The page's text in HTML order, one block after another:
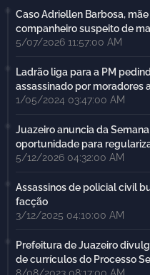
Caso Adriellen Barbosa,
companheiro suspeito de
5/07/2026 11:57:00 AM
Ladrão liga para a PM
assassinado por moradores
1/05/2024 03:47:00 AM
Juazeiro anuncia da
oportunidade para
5/12/2026 04:32:00 AM
Assassinos de policial civil
facção
3/12/2025 04:10:00 AM
Prefeitura de Juazeiro
de currículos do Processo